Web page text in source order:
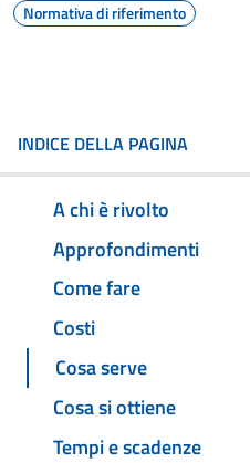
Normativa di riferimento
INDICE DELLA PAGINA
A chi è rivolto
Approfondimenti
Come fare
Costi
Cosa serve
Cosa si ottiene
Tempi e scadenze